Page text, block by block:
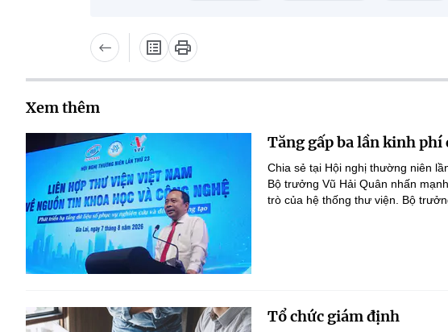
Xem thêm
Tăng gấp ba lần kinh
Chia sẻ tại Hội nghị thường niên
Bộ trưởng Vũ Hải Quân nhấn
trò của hệ thống thư viện. Bộ
Tổ chức giám định